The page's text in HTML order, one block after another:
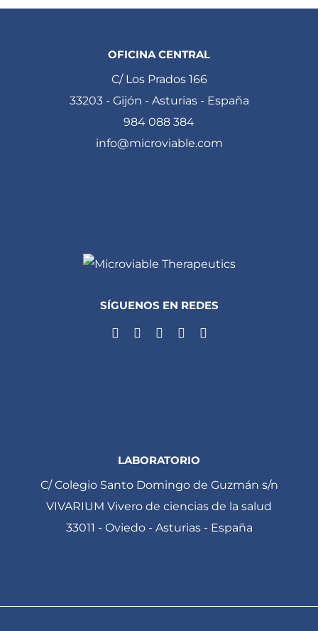
OFICINA CENTRAL
C/ Los Prados 166
33203 - Gijón - Asturias - España
984 088 384
info@microviable.com
SÍGUENOS EN REDES
LABORATORIO
C/ Colegio Santo Domingo de Guzmán s/n
VIVARIUM Vivero de ciencias de la salud
33011 - Oviedo - Asturias - España